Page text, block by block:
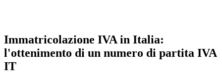
Immatricolazione IVA in Italia:
l'ottenimento di un numero di partita IVA
IT